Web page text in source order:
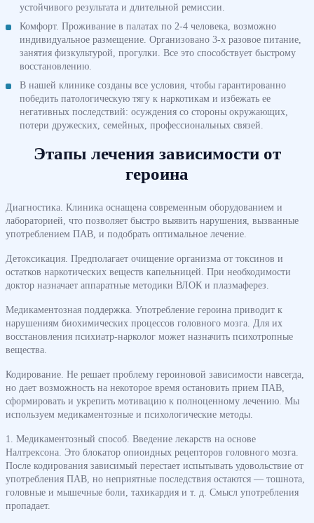
устойчивого результата и длительной ремиссии.
Комфорт. Проживание в палатах по 2-4 человека, возможно
индивидуальное размещение. Организовано 3-х разовое питание,
занятия физкультурой, прогулки. Все это способствует быстрому
восстановлению.
В нашей клинике созданы все условия, чтобы гарантированно
победить патологическую тягу к наркотикам и избежать ее
негативных последствий: осуждения со стороны окружающих,
потери дружеских, семейных, профессиональных связей.
Этапы лечения зависимости от
героина
Диагностика. Клиника оснащена современным оборудованием и
лабораторией, что позволяет быстро выявить нарушения, вызванные
употреблением ПАВ, и подобрать оптимальное лечение.
Детоксикация. Предполагает очищение организма от токсинов и
остатков наркотических веществ капельницей. При необходимости
доктор назначает аппаратные методики ВЛОК и плазмаферез.
Медикаментозная поддержка. Употребление героина приводит к
нарушениям биохимических процессов головного мозга. Для их
восстановления психиатр-нарколог может назначить психотропные
вещества.
Кодирование. Не решает проблему героиновой зависимости навсегда,
но дает возможность на некоторое время остановить прием ПАВ,
сформировать и укрепить мотивацию к полноценному лечению. Мы
используем медикаментозные и психологические методы.
1. Медикаментозный способ. Введение лекарств на основе
Налтрексона. Это блокатор опиоидных рецепторов головного мозга.
После кодирования зависимый перестает испытывать удовольствие от
употребления ПАВ, но неприятные последствия остаются — тошнота,
головные и мышечные боли, тахикардия и т. д. Смысл употребления
пропадает.